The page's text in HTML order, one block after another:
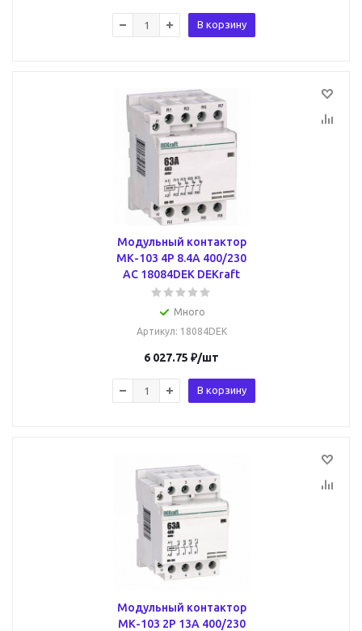
В корзину
Модульный контактор
МК-103 4P 8.4А 400/230
AC 18084DEK DEKraft
Много
Артикул: 18084DEK
6 027.75 ₽/шт
В корзину
Модульный контактор
МК-103 2P 13А 400/230